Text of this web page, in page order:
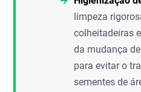
limpeza
colheitadeiras
da mudança
para evitar o
sementes de